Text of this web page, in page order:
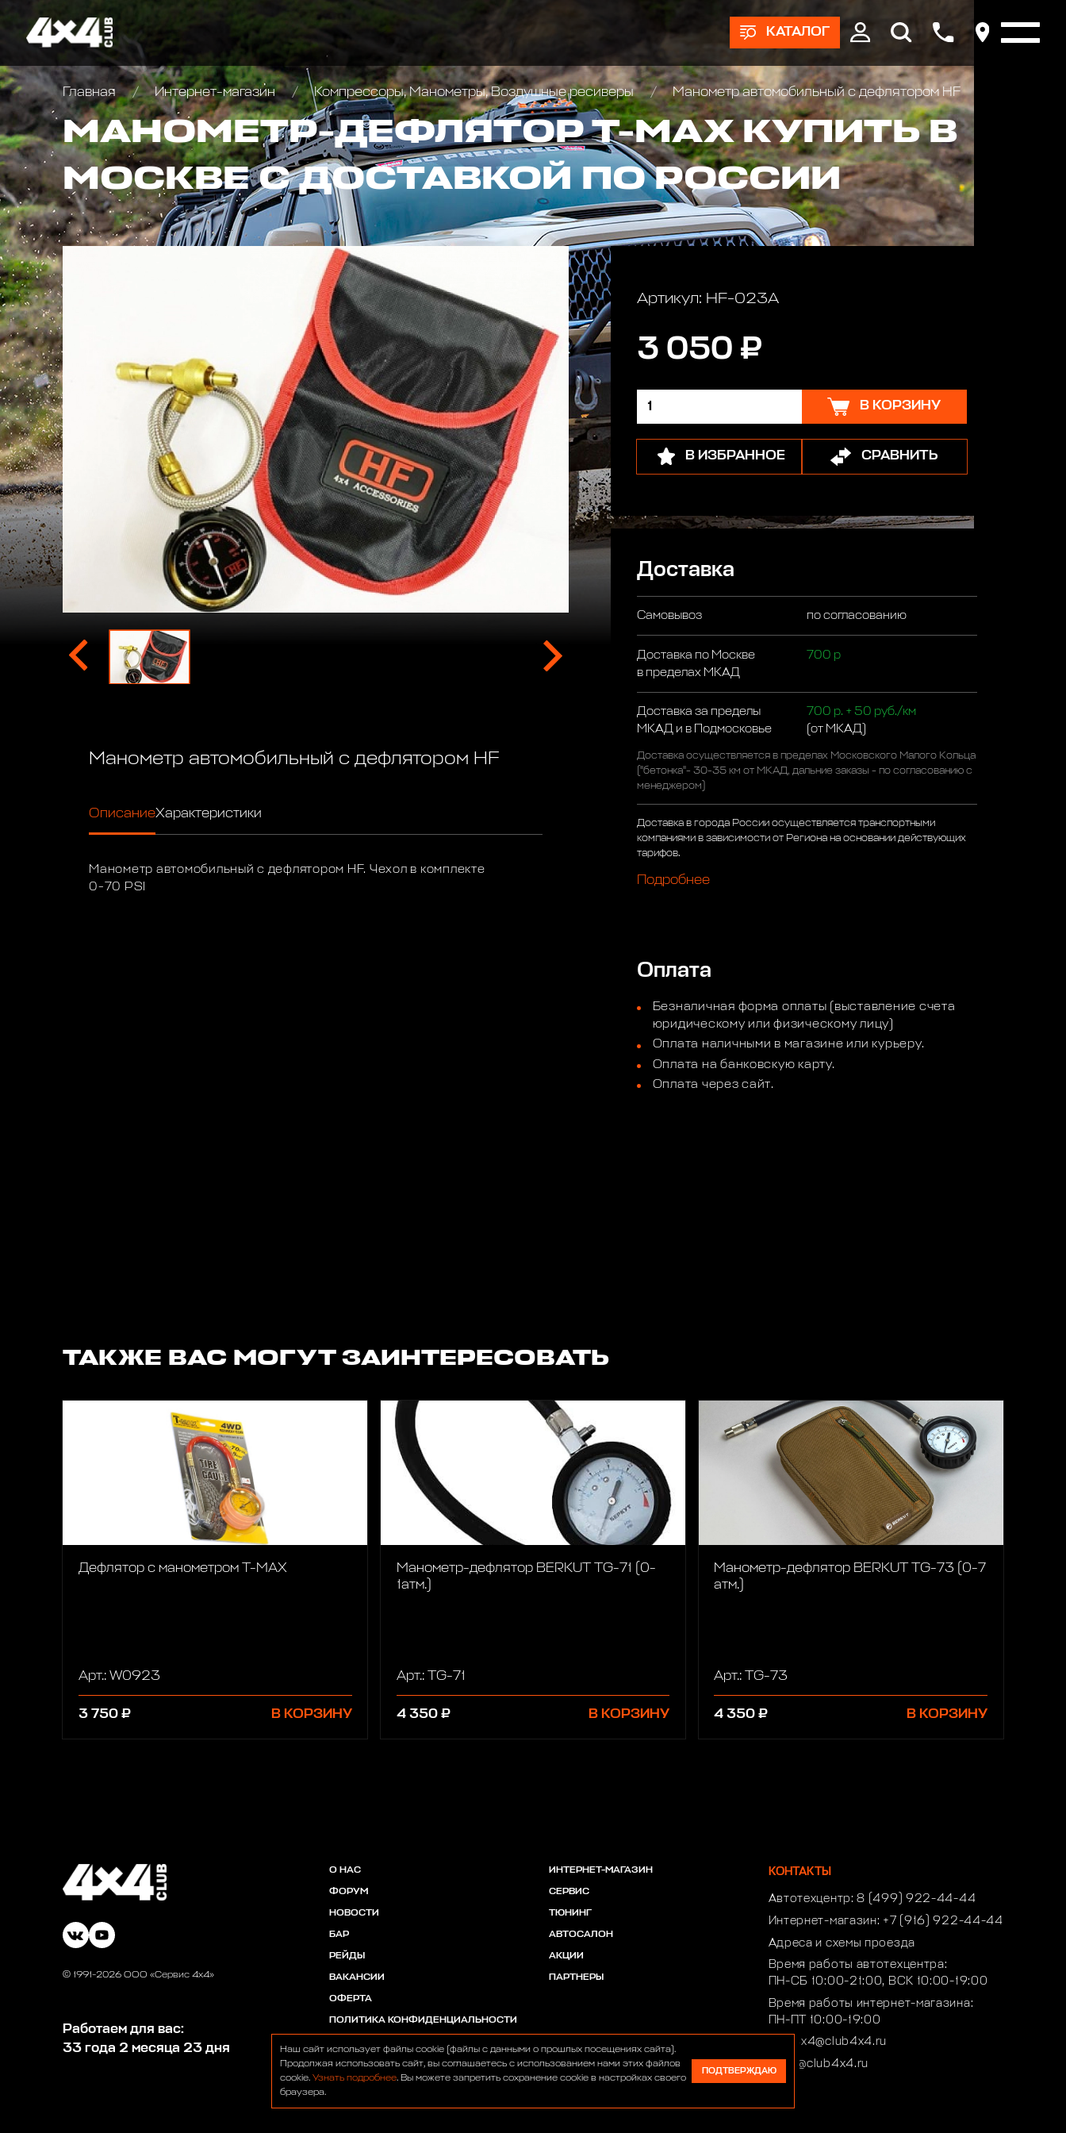
КАТАЛОГ
Главная Интернет-магазин Компрессоры, Манометры, Воздушные ресиверы Манометр автомобильный с дефлятором HF
МАНОМЕТР-ДЕФЛЯТОР Т-МАХ КУПИТЬ В
МОСКВЕ С ДОСТАВКОЙ ПО РОССИИ
Манометр автомобильный с дефлятором HF
ОписаниеХарактеристики
Манометр автомобильный с дефлятором HF. Чехол в комплекте
0-70 PSI
Артикул: HF-023A
3 050 ₽
В КОРЗИНУ
В ИЗБРАННОЕ СРАВНИТЬ
Доставка
Самовывоз по согласованию
Доставка по Москве
в пределах МКАД
700 р
Доставка за пределы
МКАД и в Подмосковье
700 р. + 50 руб./км
(от МКАД)
Доставка осуществляется в пределах Московского Малого Кольца
("бетонка"- 30-35 км от МКАД, дальние заказы - по согласованию с
менеджером)
Доставка в города России осуществляется транспортными
компаниями в зависимости от Региона на основании действующих
тарифов.
Подробнее
Оплата
Безналичная форма оплаты (выставление счета
юридическому или физическому лицу)
Оплата наличными в магазине или курьеру.
Оплата на банковскую карту.
Оплата через сайт.
ТАКЖЕ ВАС МОГУТ ЗАИНТЕРЕСОВАТЬ
Дефлятор с манометром Т-МАХ
Арт.: W0923
3 750 ₽ В КОРЗИНУ
Манометр-дефлятор BERKUT TG-71 (0-
1атм.)
Арт.: TG-71
4 350 ₽ В КОРЗИНУ
Манометр-дефлятор BERKUT TG-73 (0-7
атм.)
Арт.: TG-73
4 350 ₽ В КОРЗИНУ
© 1991-2026 ООО «Сервис 4х4»
Работаем для вас:
33 года 2 месяца 23 дня
О НАС
ФОРУМ
НОВОСТИ
БАР
РЕЙДЫ
ВАКАНСИИ
ОФЕРТА
ПОЛИТИКА КОНФИДЕНЦИАЛЬНОСТИ
ИНТЕРНЕТ-МАГАЗИН
СЕРВИС
ТЮНИНГ
АВТОСАЛОН
АКЦИИ
ПАРТНЕРЫ
КОНТАКТЫ
Автотехцентр:8 (499) 922-44-44
Интернет-магазин: +7 (916) 922-44-44
Адреса и схемы проезда
Время работы автотехцентра:
ПН-СБ 10:00-21:00, ВСК 10:00-19:00
Время работы интернет-магазина:
ПН-ПТ 10:00-19:00
club4x4@club4x4.ru
shop@club4x4.ru
Наш сайт использует файлы cookie (файлы с данными о прошлых посещениях сайта).
Продолжая использовать сайт, вы соглашаетесь с использованием нами этих файлов
cookie. Узнать подробнее. Вы можете запретить сохранение cookie в настройках своего
браузера.
ПОДТВЕРЖДАЮ